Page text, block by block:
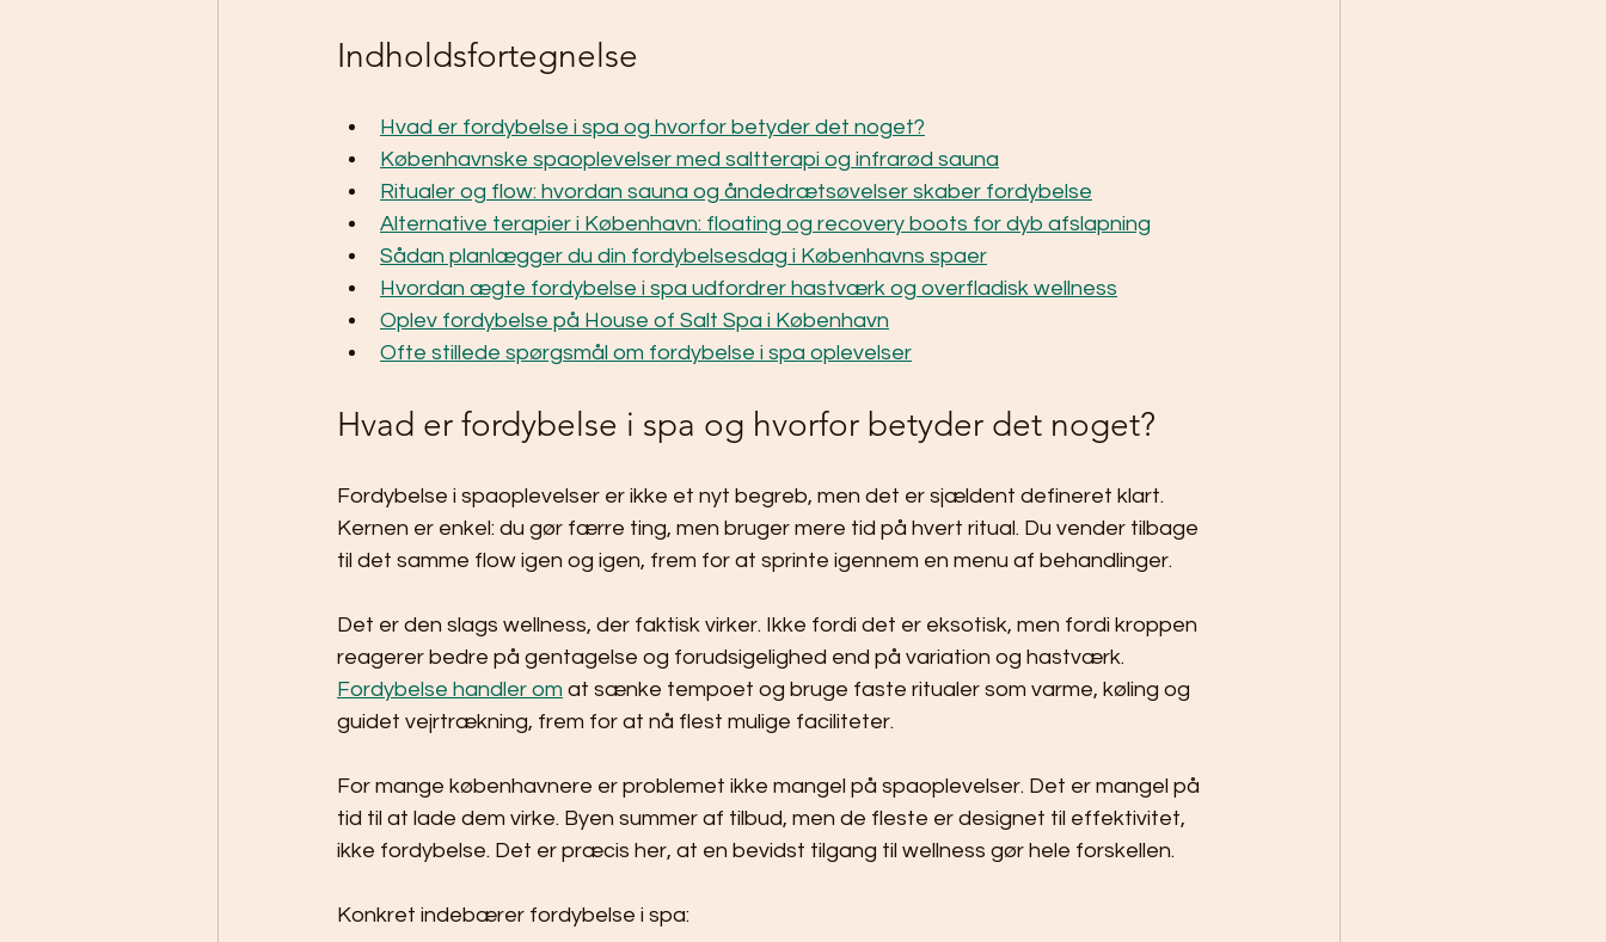
Indholdsfortegnelse
Hvad er fordybelse i spa og hvorfor betyder det noget?
Københavnske spaoplevelser med saltterapi og infrarød sauna
Ritualer og flow: hvordan sauna og åndedrætsøvelser skaber fordybelse
Alternative terapier i København: floating og recovery boots for dyb afslapning
Sådan planlægger du din fordybelsesdag i Københavns spaer
Hvordan ægte fordybelse i spa udfordrer hastværk og overfladisk wellness
Oplev fordybelse på House of Salt Spa i København
Ofte stillede spørgsmål om fordybelse i spa oplevelser
Hvad er fordybelse i spa og hvorfor betyder det noget?
Fordybelse i spaoplevelser er ikke et nyt begreb, men det er sjældent defineret klart.
Kernen er enkel: du gør færre ting, men bruger mere tid på hvert ritual. Du vender tilbage
til det samme flow igen og igen, frem for at sprinte igennem en menu af behandlinger.
Det er den slags wellness, der faktisk virker. Ikke fordi det er eksotisk, men fordi kroppen
reagerer bedre på gentagelse og forudsigelighed end på variation og hastværk.
Fordybelse handler om at sænke tempoet og bruge faste ritualer som varme, køling og
guidet vejrtrækning, frem for at nå flest mulige faciliteter.
For mange københavnere er problemet ikke mangel på spaoplevelser. Det er mangel på
tid til at lade dem virke. Byen summer af tilbud, men de fleste er designet til effektivitet,
ikke fordybelse. Det er præcis her, at en bevidst tilgang til wellness gør hele forskellen.
Konkret indebærer fordybelse i spa: